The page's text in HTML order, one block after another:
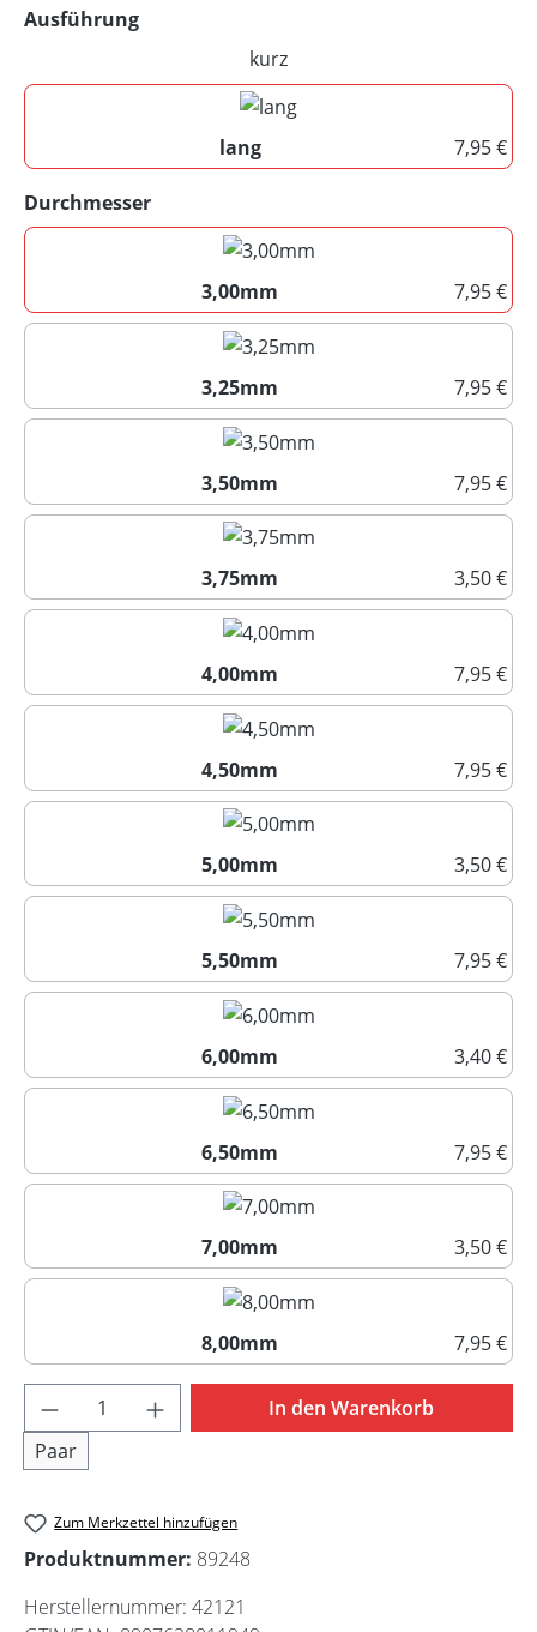
Ausführungauswählen
kurz(Diese Option ist zurzeit nicht
lang
7,95 €
Durchmesserauswählen
3,00mm
7,95 €
3,00mm
3,25mm
7,95 €
3,25mm
3,50mm
7,95 €
3,50mm
3,75mm
3,50 €
3,75mm
4,00mm
7,95 €
4,00mm
4,50mm
7,95 €
4,50mm
5,00mm
3,50 €
5,00mm
5,50mm
7,95 €
5,50mm
6,00mm
3,40 €
6,00mm
6,50mm
7,95 €
6,50mm
7,00mm
3,50 €
7,00mm
8,00mm
7,95 €
8,00mm
Produkt Anzahl: Gib den gewünschten
Paar
In den Warenkorb
Zum Merkzettel hinzufügen
Produktnummer: 89248
Herstellernummer: 42121